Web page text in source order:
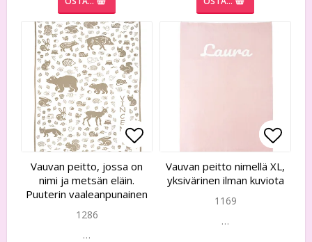
Add to list of favorites
Add to list of favorites
Vauvan peitto, jossa on
nimi ja metsän eläin.
Puuterin vaaleanpunainen
1286
…
Add
Add
Vauvan peitto nimellä XL,
yksivärinen ilman kuviota
1169
…